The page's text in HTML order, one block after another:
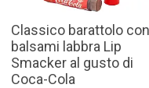
Classico barattolo
balsami labbra Lip
Smacker al gusto di
Coca-Cola